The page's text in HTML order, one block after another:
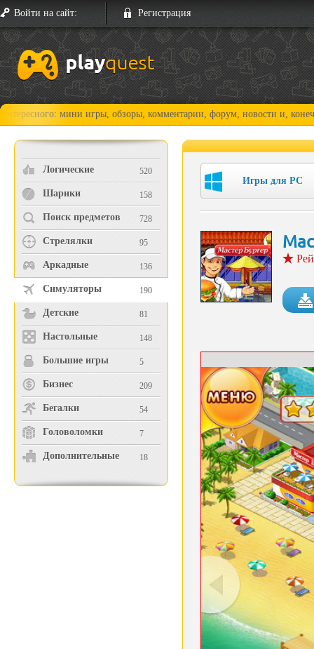
Войти на сайт: Регистрация
мини игры, обзоры, комментарии, форум, новости и, конечно,
Логические 520
Шарики 158
Поиск предметов 728
Стрелялки 95
Аркадные 136
Симуляторы 190
Детские 81
Настольные 148
Большие игры 5
Бизнес 209
Бегалки 54
Головоломки 7
Дополнительные 18
Игры для PC